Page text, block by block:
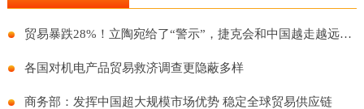
贸易暴跌28%！立陶宛给了“警示”，捷克会和中国越走越远么？
各国对机电产品贸易救济调查更隐蔽多样
商务部：发挥中国超大规模市场优势 稳定全球贸易供应链